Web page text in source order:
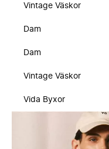
Vintage Väskor
Dam
Dam
Vintage Väskor
Vida Byxor